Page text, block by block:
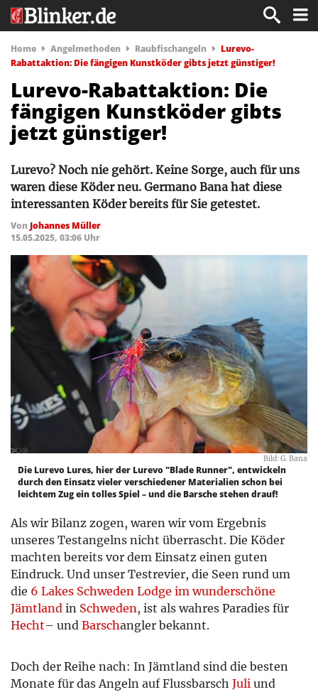
Home Angelmethoden Raubfischangeln
Lurevo-
Rabattaktion: Die fängigen Kunstköder gibts jetzt günstiger!
Lurevo-Rabattaktion: Die
fängigen Kunstköder gibts
jetzt günstiger!
Lurevo? Noch nie gehört. Keine Sorge, auch für uns
waren diese Köder neu. Germano Bana hat diese
interessanten Köder bereits für Sie getestet.
Von Johannes Müller
15.05.2025, 03:06 Uhr
Bild: G. Bana
Die Lurevo Lures, hier der Lurevo "Blade Runner", entwickeln
durch den Einsatz vieler verschiedener Materialien schon bei
leichtem Zug ein tolles Spiel – und die Barsche stehen drauf!
Als wir Bilanz zogen, waren wir vom Ergebnis
unseres Testangelns nicht überrascht. Die Köder
machten bereits vor dem Einsatz einen guten
Eindruck. Und unser Testrevier, die Seen rund um
die 6 Lakes Schweden Lodge im wunderschöne
Jämtland in Schweden , ist als wahres Paradies für
Hecht– und Barschangler bekannt.
Doch der Reihe nach: In Jämtland sind die besten
Monate für das Angeln auf Flussbarsch Juli und